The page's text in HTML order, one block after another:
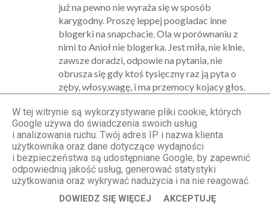
już na pewno nie wyraża się w sposób
karygodny. Proszę leppej poogladac inne
blogerki na snapchacie. Ola w porównaniu z
nimi to Anioł nie blogerka. Jest miła, nie klnie,
zawsze doradzi, odpowie na pytania, nie
obrusza się gdy ktoś tysięczny raz ją pyta o
zęby, włosy,wagę, i ma przemocy kojacy głos.
tam konkrety. Doradza i PRZEDE
WSZYSTKIM przyjmuje konstruktywna
krytyke, stara się zmieniać to co my,
czytelniczki, jej sugerujemy. Jeśli jest to jej
praca, ok. Każdy chciałby zarabiać w ten
sposób, robiąc to co kocha. A z reszta, po tym
blogu widac, że to co Ola zarobi dobrze
wydaje. Strona przeszła ogromny progres, jest
W tej witrynie są wykorzystywane pliki cookie, których
Google używa do świadczenia swoich usług
i analizowania ruchu. Twój adres IP i nazwa klienta
użytkownika oraz dane dotyczące wydajności
i bezpieczeństwa są udostępniane Google, by zapewnić
odpowiednią jakość usług, generować statystyki
użytkowania oraz wykrywać nadużycia i na nie reagować.
DOWIEDZ SIĘ WIĘCEJ AKCEPTUJĘ